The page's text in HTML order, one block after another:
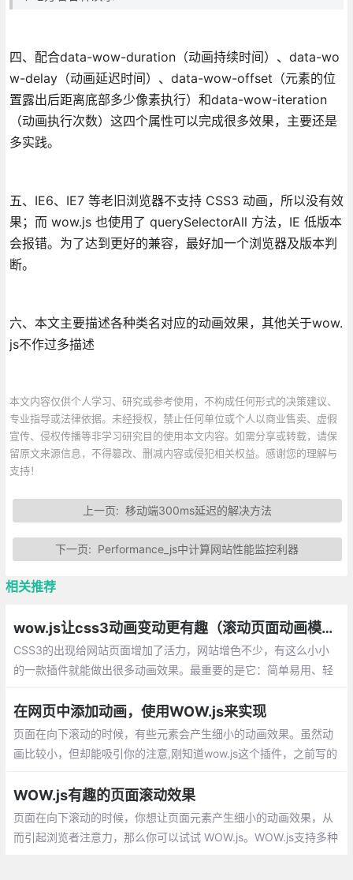
四、配合data-wow-duration（动画持续时间）、data-wo
w-delay（动画延迟时间）、data-wow-offset（元素的位
置露出后距离底部多少像素执行）和data-wow-iteration
（动画执行次数）这四个属性可以完成很多效果，主要还是
多实践。
五、IE6、IE7 等老旧浏览器不支持 CSS3 动画，所以没有效
果；而 wow.js 也使用了 querySelectorAll 方法，IE 低版本
会报错。为了达到更好的兼容，最好加一个浏览器及版本判
断。
六、本文主要描述各种类名对应的动画效果，其他关于wow.
js不作过多描述
本文内容仅供个人学习、研究或参考使用，不构成任何形式的决策建议、
专业指导或法律依据。未经授权，禁止任何单位或个人以商业售卖、虚假
宣传、侵权传播等非学习研究目的使用本文内容。如需分享或转载，请保
留原文来源信息，不得篡改、删减内容或侵犯相关权益。感谢您的理解与
支持！
上一页: 移动端300ms延迟的解决方法
下一页: Performance_js中计算网站性能监控利器
相关推荐
wow.js让css3动画变动更有趣（滚动页面动画模拟懒加载特效）
CSS3的出现给网站页面增加了活力，网站增色不少，有这么小小
的一款插件就能做出很多动画效果。最重要的是它：简单易用、轻
在网页中添加动画，使用WOW.js来实现
页面在向下滚动的时候，有些元素会产生细小的动画效果。虽然动
画比较小，但却能吸引你的注意,刚知道wow.js这个插件，之前写的
更加快捷有效了
WOW.js有趣的页面滚动效果
页面在向下滚动的时候，你想让页面元素产生细小的动画效果，从
而引起浏览者注意力，那么你可以试试 WOW.js。WOW.js支持多种